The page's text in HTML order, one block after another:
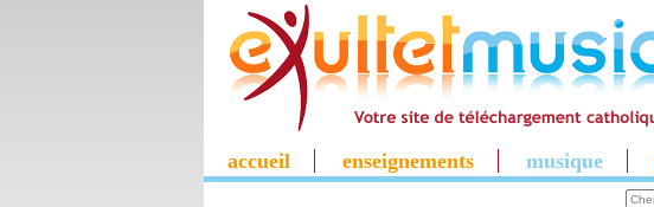
accueil enseignements musique